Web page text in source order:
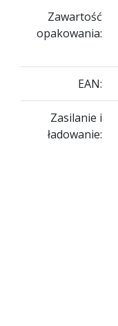
Zawartość
opakowania:
EAN:
Zasilanie i
ładowanie: